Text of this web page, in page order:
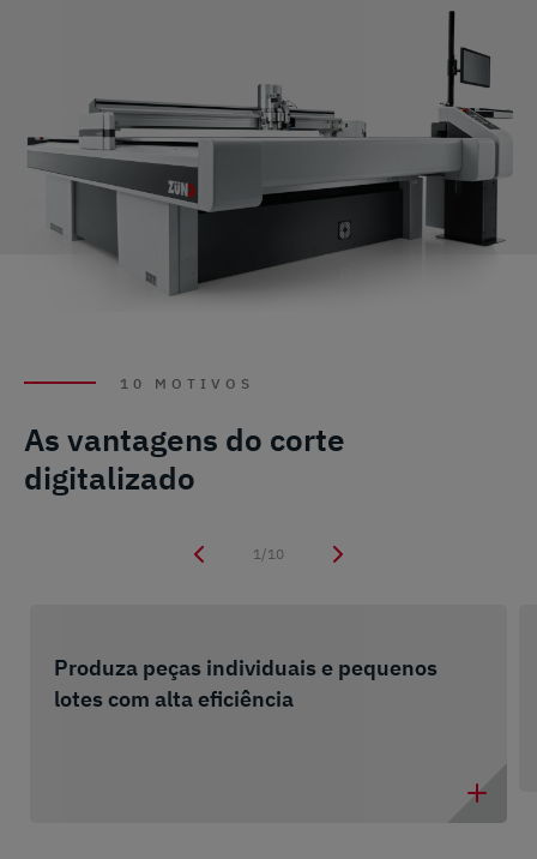
10 MOTIVOS
As vantagens do corte
digitalizado
1/10
Produza peças individuais e pequenos
lotes com alta eficiência